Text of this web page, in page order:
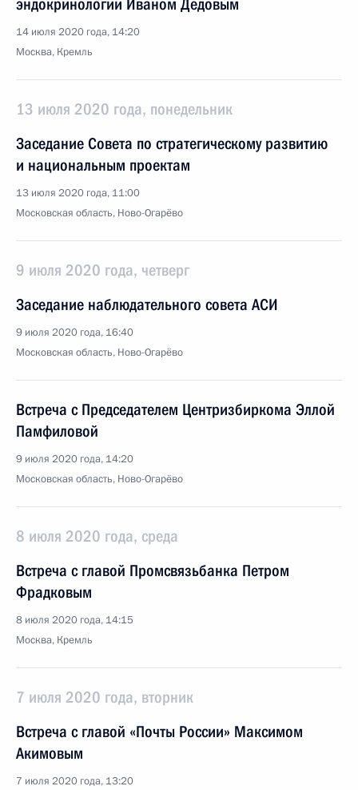
эндокринологии Иваном Дедовым
14 июля 2020 года, 14:20
Москва, Кремль
13 июля 2020 года, понедельник
Заседание Совета по стратегическому развитию
и национальным проектам
13 июля 2020 года, 11:00
Московская область, Ново-Огарёво
9 июля 2020 года, четверг
Заседание наблюдательного совета АСИ
9 июля 2020 года, 16:40
Московская область, Ново-Огарёво
Встреча с Председателем Центризбиркома Эллой
Памфиловой
9 июля 2020 года, 14:20
Московская область, Ново-Огарёво
8 июля 2020 года, среда
Встреча с главой Промсвязьбанка Петром
Фрадковым
8 июля 2020 года, 14:15
Москва, Кремль
7 июля 2020 года, вторник
Встреча с главой «Почты России» Максимом
Акимовым
7 июля 2020 года, 13:20